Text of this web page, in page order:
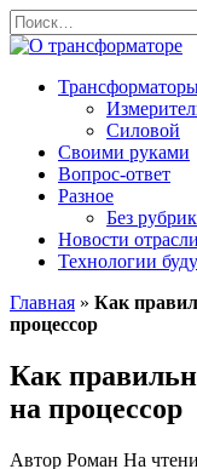
Перейти
к
содержанию
Search
for:
Силовой
Своими руками
Вопрос-ответ
Разное
Без
Новости отрасли
Технологии
Главная » Как
процессор
Как
на процессор
Автор Роман На